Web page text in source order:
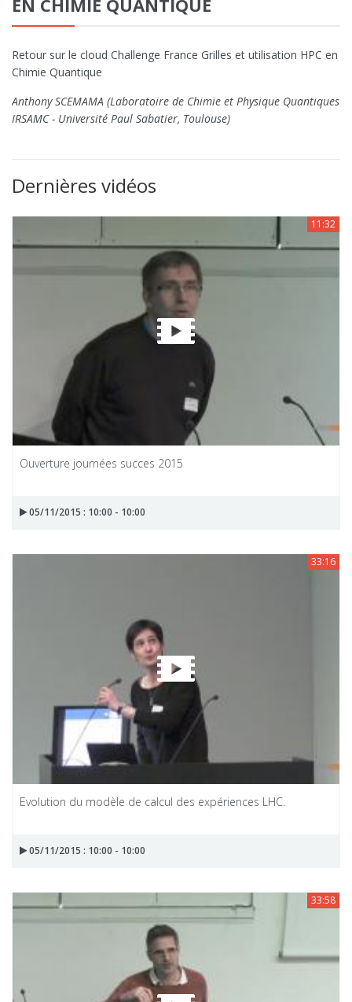
EN CHIMIE QUANTIQUE
Retour sur le cloud Challenge France Grilles et utilisation HPC en
Chimie Quantique
Anthony SCEMAMA (Laboratoire de Chimie et Physique Quantiques
IRSAMC - Université Paul Sabatier, Toulouse)
Dernières vidéos
11:32
Ouverture journées succes 2015
05/11/2015 : 10:00 - 10:00
33:16
Evolution du modèle de calcul des expériences LHC.
05/11/2015 : 10:00 - 10:00
33:58